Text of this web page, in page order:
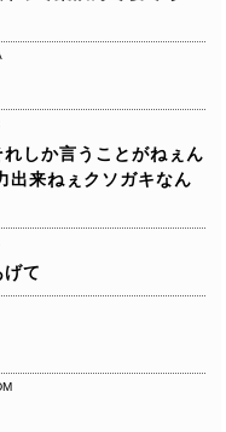
しか言うことがねぇん
出来ねぇクソガキなん
て